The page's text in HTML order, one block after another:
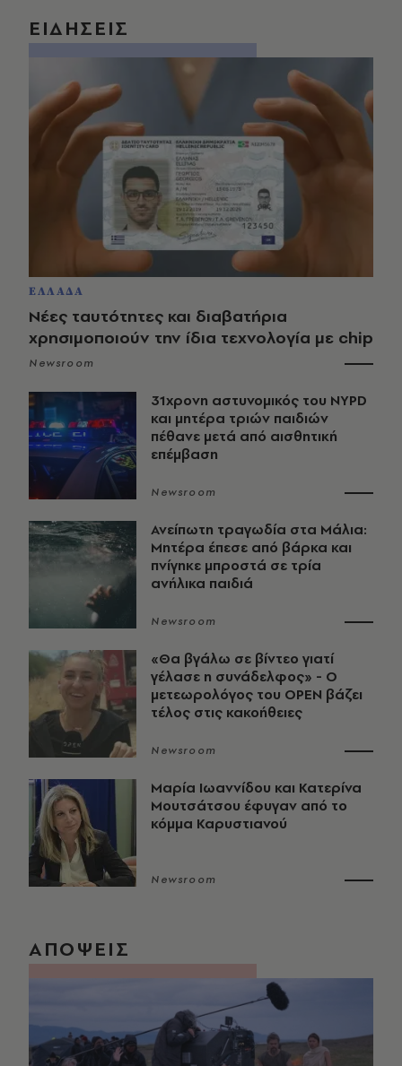
ΕΙΔΗΣΕΙΣ
ΕΛΛΑΔΑ
Νέες ταυτότητες και διαβατήρια
χρησιμοποιούν την ίδια τεχνολογία με chip
Newsroom
31χρονη αστυνομικός του NYPD
και μητέρα τριών παιδιών
πέθανε μετά από αισθητική
επέμβαση
Newsroom
Ανείπωτη τραγωδία στα Μάλια:
Μητέρα έπεσε από βάρκα και
πνίγηκε μπροστά σε τρία
ανήλικα παιδιά
Newsroom
«Θα βγάλω σε βίντεο γιατί
γέλασε η συνάδελφος» - Ο
μετεωρολόγος του OPEN βάζει
τέλος στις κακοήθειες
Newsroom
Μαρία Ιωαννίδου και Κατερίνα
Μουτσάτσου έφυγαν από το
κόμμα Καρυστιανού
Newsroom
ΑΠΟΨΕΙΣ